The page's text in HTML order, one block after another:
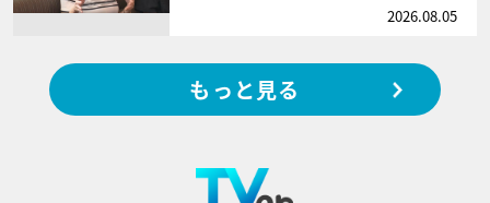
2026.08.05
もっと見る